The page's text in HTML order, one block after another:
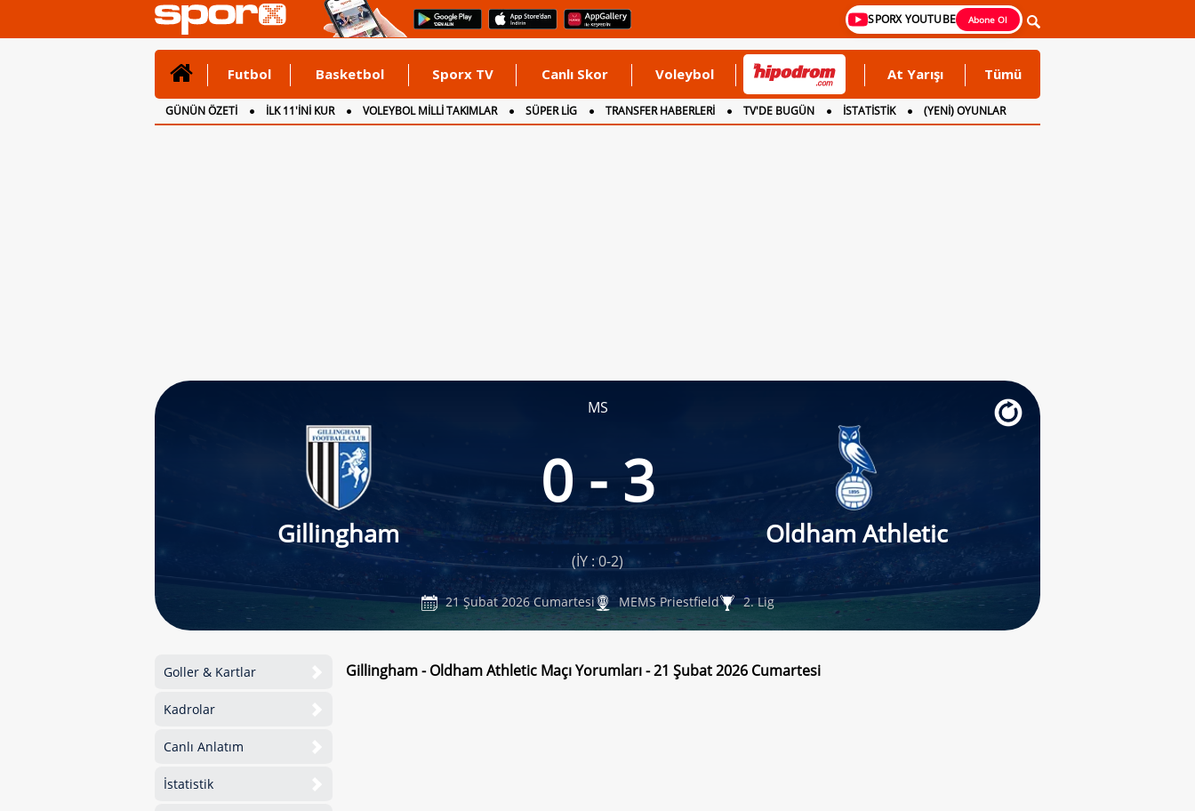
SPORX YOUTUBE Abone Ol
Futbol Basketbol Sporx TV Canlı Skor Voleybol At Yarışı Tümü
GÜNÜN ÖZETİ İLK 11'İNİ KUR VOLEYBOL MİLLİ TAKIMLAR SÜPER LİG TRANSFER HABERLERİ TV'DE BUGÜN İSTATİSTİK
(YENİ) OYUNLAR
CANLI ANLATIM
İNGİLTERE
MS
Gillingham
0 - 3
Oldham Athletic
(İY : 0-2)
21 Şubat 2026 Cumartesi MEMS Priestfield 2. Lig
Goller & Kartlar
Kadrolar
Canlı Anlatım
İstatistik
Gillingham - Oldham Athletic Maçı Yorumları - 21 Şubat 2026 Cumartesi